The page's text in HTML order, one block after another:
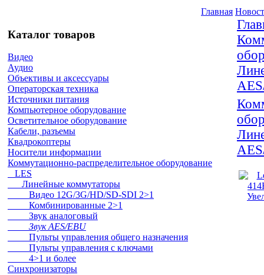
Главная
Каталог товаров
Видео
Аудио
Объективы и аксессуары
Операторская техника
Источники питания
Компьютерное оборудование
Осветительное оборудование
Кабели, разъемы
Квадрокоптеры
Носители информации
Коммутационно-распределительное оборудование
LES
Линейные коммутаторы
Видео 12G/3G/HD/SD-SDI 2>1
Комбинированные 2>1
Звук аналоговый
Звук AES/EBU
Пульты управления общего назначения
Пульты управления с ключами
4>1 и более
Синхронизаторы